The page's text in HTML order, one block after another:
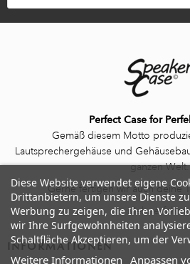
Perfect Case for
Gemäß diesem Motto
Lautsprechergehäuse und
ganzen Welt.
Gerne fertigen wir auch deine
Mehr
INFORMATIONEN
Diese Website verwendet eigene
Drittanbietern, um unsere Dienste
Werbung zu zeigen, die Ihren
wir Ihre Surfgewohnheiten
Schaltfläche Akzeptieren, um der
Weitere Informationen Anpassen